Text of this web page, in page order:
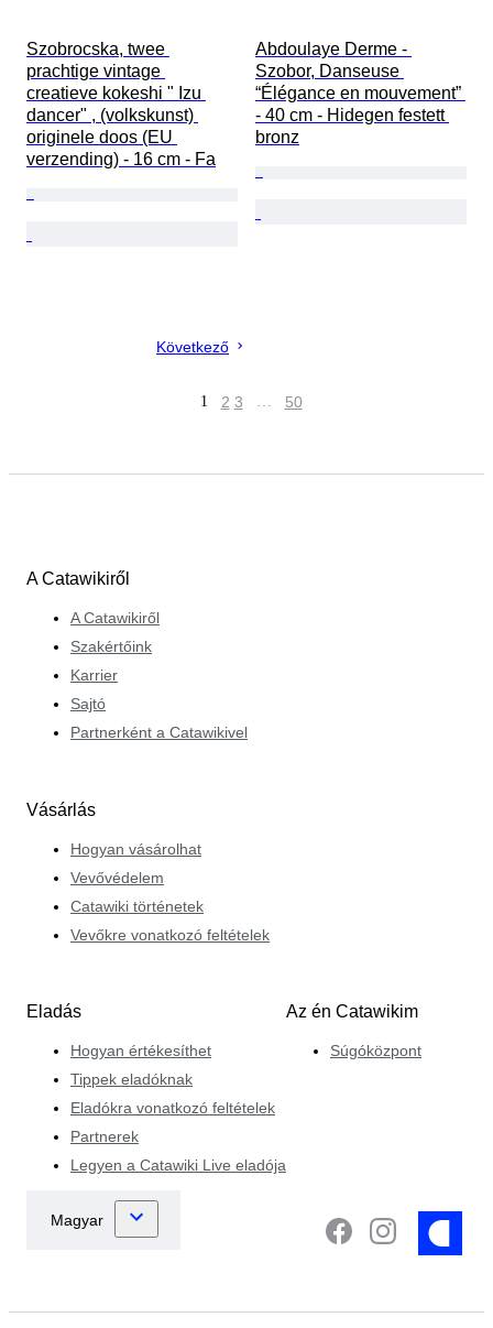
Szobrocska, twee
prachtige vintage
creatieve kokeshi " Izu
dancer" , (volkskunst)
originele doos (EU
verzending) - 16 cm - Fa
Abdoulaye Derme -
Szobor, Danseuse
“Élégance en mouvement”
- 40 cm - Hidegen festett
bronz
Következő
1 2 3 … 50
A Catawikiről
A Catawikiről
Szakértőink
Karrier
Sajtó
Partnerként a Catawikivel
Vásárlás
Hogyan vásárolhat
Vevővédelem
Catawiki történetek
Vevőkre vonatkozó feltételek
Eladás
Hogyan értékesíthet
Tippek eladóknak
Eladókra vonatkozó feltételek
Partnerek
Legyen a Catawiki Live eladója
Az én Catawikim
Súgóközpont